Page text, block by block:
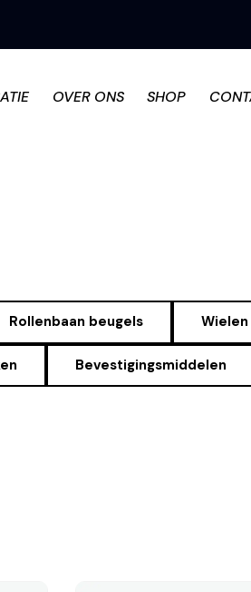
OVER ONS SHOP
Rollenbaan beugels Wielen
Bevestigingsmiddelen